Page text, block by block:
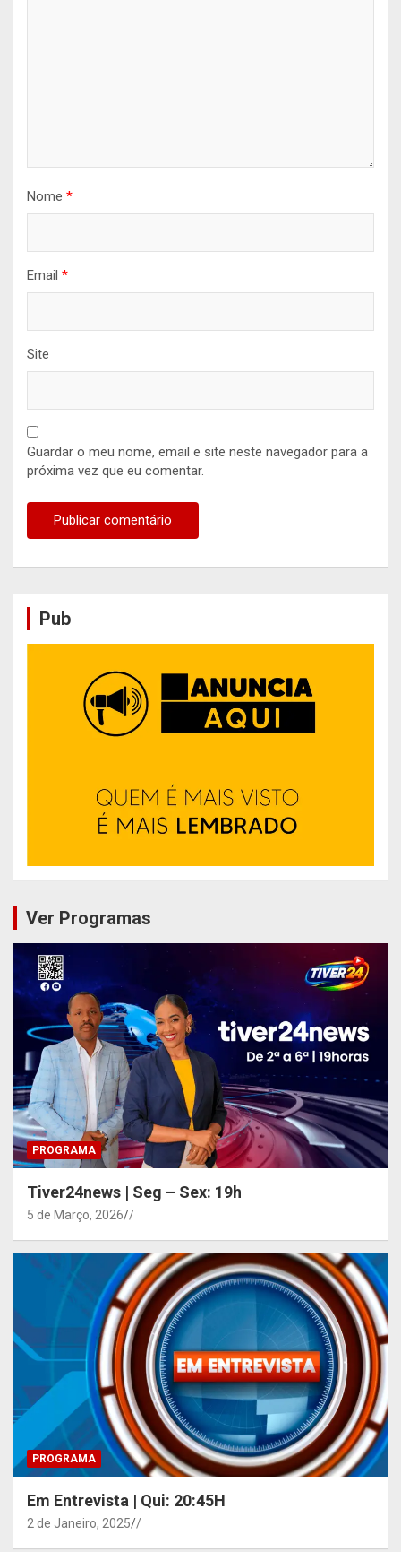
Nome *
Email *
Site
Guardar o meu nome, email e site neste navegador para a
próxima vez que eu comentar.
Pub
Ver Programas
PROGRAMA
Tiver24news | Seg – Sex: 19h
5 de Março, 2026 /
PROGRAMA
Em Entrevista | Qui: 20:45H
2 de Janeiro, 2025 /